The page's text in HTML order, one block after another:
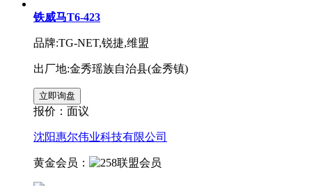
铁威马T6-423
品牌:TG-NET,锐捷,维盟
出厂地:金秀瑶族自治县(金秀镇)
报价： 面议
沈阳惠尔伟业科技有限公司
黄金会员：